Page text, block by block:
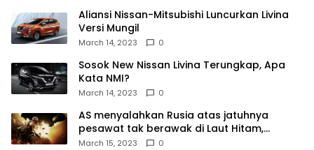
Aliansi Nissan-Mitsubishi Luncurkan Livina
Versi Mungil
March 14, 2023 0
Sosok New Nissan Livina Terungkap, Apa
Kata NMI?
March 14, 2023 0
AS menyalahkan Rusia atas jatuhnya
pesawat tak berawak di Laut Hitam,
Moskow menyangkal
March 15, 2023 0